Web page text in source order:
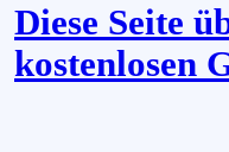
Diese Seite
kostenlosen